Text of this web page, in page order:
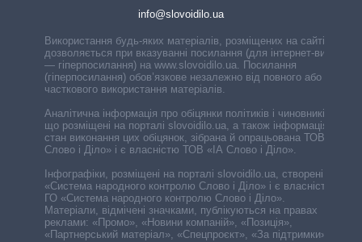
info@slovoidilo.ua
Використання будь-яких матеріалів, розміщених на сайті,
дозволяється при вказуванні посилання (для інтернет-видань
— гіперпосилання) на www.slovoidilo.ua. Посилання
(гіперпосилання) обов’язкове незалежно від повного або
часткового використання матеріалів.
Аналітична інформація про обіцянки політиків і чиновників,
що розміщені на порталі slovoidilo.ua, а також інформація про
стан виконання цих обіцянок, зібрана й опрацьована ТОВ «ІА
Слово і Діло» і є власністю ТОВ «ІА Слово і Діло».
Інфографіки, розміщені на порталі slovoidilo.ua, створені ГО
«Система народного контролю Слово і Діло» і є власністю
ГО «Система народного контролю Слово і Діло».
Матеріали, відмічені значками, публікуються на правах
реклами: «Промо», «Новини компаній», «Позиція»,
«Партнерський матеріал», «Спецпроєкт», «За підтримки».